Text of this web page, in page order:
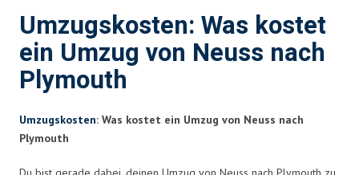
Umzugskosten: Was kostet
ein Umzug von Neuss nach
Plymouth
Umzugskosten: Was kostet ein Umzug von Neuss nach
Plymouth